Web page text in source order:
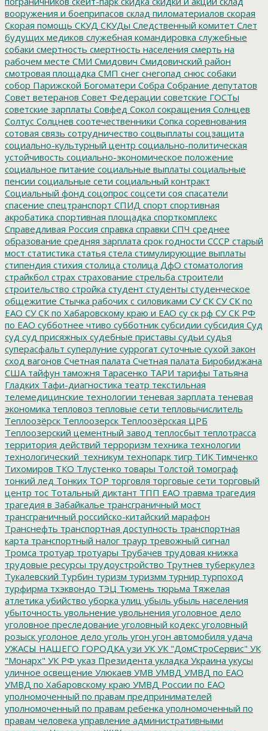
вооружения и боеприпасов склад пиломатериалов скорая
Скорая помощь СКУД СКУДы Следственный комитет Слет
будущих медиков служебная командировка служебные
собаки смертность смертность населения смерть на
рабочем месте СМИ Смидович Смидовичский район
смотровая площадка СМП снег снегопад снюс собаки
собор Парижской Богоматери Собра Собрание депутатов
Совет ветеранов Совет Федерации советские ГОСТы
советские зарплаты Совфед Сокол сокращения Солнцев
Солтус Солцнев соотечественники Сопка соревнования
сотовая связь сотрудничество соцвыплаты соцзащита
социально-культурный центр социально-политическая
устойчивость социально-экономическое положение
социальное питание социальные выплаты социальные
пенсии социальные сети социальный контракт
Социальный фонд соцопрос соцсети соя спасатели
спасение спецтранспорт СПИД спорт спортивная
акробатика спортивная площадка спорткомплекс
Справедливая Россия справка справки СПЧ среднее
образование средняя зарплата срок годности СССР старый
мост статистика статья стела стимулирующие выплаты
стипендия стихия столица столица ДфО стоматология
страйкбол страх страхование стрельба строители
строительство стройка студент студенты студенческое
общежитие Стычка рабочих с силовиками СУ СК СУ СК по
ЕАО СУ СК по Хабаровскому краю и ЕАО су ск рф СУ СК РФ
по ЕАО субботнее чтиво субботник субсидии субсидия Суд
суд суд присяжных судебные приставы судьи судья
суперасфальт суперлуние суррогат суточные сухой закон
сход вагонов Счетная палата Счетная палата Биробиджана
США тайфун таможня Тарасенко ТАРИ тарифы Татьяна
Гладких Тафи-диагностика театр текстильная
телемедицинские технологии теневая зарплата теневая
экономика тепловоз тепловые сети тепловычислитель
Теплоозёрск Теплоозерск Теплоозёрская ЦРБ
Теплоозерский цементный завод теплосбыт теплотрасса
территория действий терроризм техника технологии
технологический_техникум технопарк тигр ТИК Тимченко
Тихомиров ТКО Тлустенко товары Толстой томограф
тонкий лед Тонких ТОР торговля торговые сети торговый
центр тос Тотальный диктант ТПП ЕАО травма трагедия
трагедия в Забайкалье трансграничный мост
трансграничный российско-китайский марафон
Транснефть транспортная доступность транспортная
карта транспортный налог траур тревожный сигнал
Тромса тротуар тротуары Трубачев трудовая книжка
трудовые ресурсы трудоустройство Трутнев туберкулез
Тукалевский Турбин туризм туризмм турнир турпоход
турфирма тхэквондо ТЭЦ Тюмень тюрьма Тяжелая
атлетика убийство уборка улиц убыль убыль населения
убыточность увольнение увольнения уголовное дело
уголовное преследование уголовный кодекс уголовный
розыск уголоное дело уголь угон угон автомобиля удача
УЖАСЫ НАШЕГО ГОРОДКА узи УК УК "ДомСтроСервис" УК
"Монарх" УК РФ указ Президента укладка Украина укусы
уличное освещение Улюкаев УМВ УМВД УМВД по ЕАО
УМВД по Хабаровскому краю УМВД России по ЕАО
уполномоченный по правам предпринимателей
уполномоченный по правам ребенка уполномоченный по
правам человека управление административными